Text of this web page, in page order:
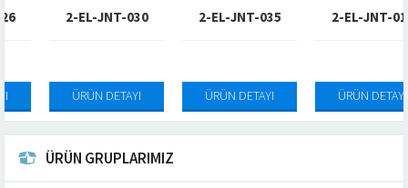
2-EL-JNT-030
ÜRÜN DETAYI
2-EL-JNT-035
ÜRÜN DETAYI
2-EL-JNT-010
ÜRÜN DETAYI
ÜRÜN GRUPLARIMIZ